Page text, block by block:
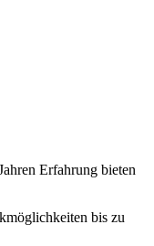
Erfahrung bieten
bis zu